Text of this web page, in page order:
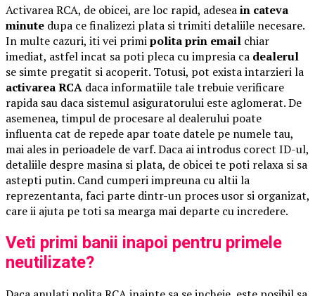
Activarea RCA, de obicei, are loc rapid, adeseain cateva
minute dupa ce finalizezi plata si trimiti detaliile necesare.
In multe cazuri, iti vei primipolita prin email chiar
imediat, astfel incat sa poti pleca cu impresia ca dealerul
se simte pregatit si acoperit. Totusi, pot exista intarzieri la
activarea RCA daca informatiile tale trebuie verificare
rapida sau daca sistemul asiguratorului este aglomerat. De
asemenea, timpul de procesare al dealerului poate
influenta cat de repede apar toate datele pe numele tau,
mai ales in perioadele de varf. Daca ai introdus corect ID-ul,
detaliile despre masina si plata, de obicei te poti relaxa si sa
astepti putin. Cand cumperi impreuna cu altii la
reprezentanta, faci parte dintr-un proces usor si organizat,
care ii ajuta pe toti sa mearga mai departe cu incredere.
Veti primi banii inapoi pentru primele
neutilizate?